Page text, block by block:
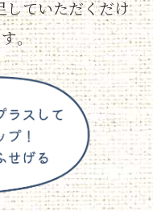
していただくだけ
。